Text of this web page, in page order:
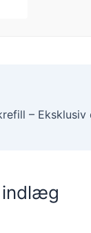
–
indlæg